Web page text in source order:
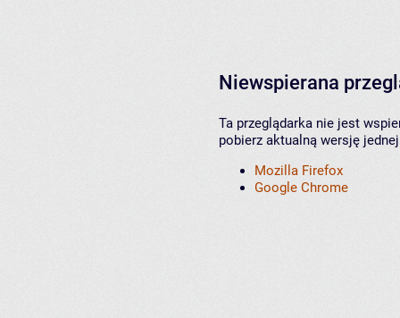
Niewspierana
Ta przeglądarka nie jest
pobierz aktualną wersję
Mozilla Firefox
Google Chrome